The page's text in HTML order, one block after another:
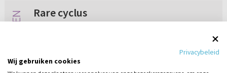
Rare cyclus
graag via Refoweb.nl zou willen vragen. Op
mijn 12e werd ik voor het eerst ongesteld en
Privacybeleid
Wij gebruiken cookies